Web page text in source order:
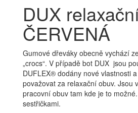
DUX
ČERVENÁ
Gumové dřeváky obecně vychází
„crocs“. V případě bot DUX jsou
DUFLEX® dodány nové vlastnosti
považovat za relaxační obuv. Jsou
pracovní obuv tam kde je to
sestřičkami.